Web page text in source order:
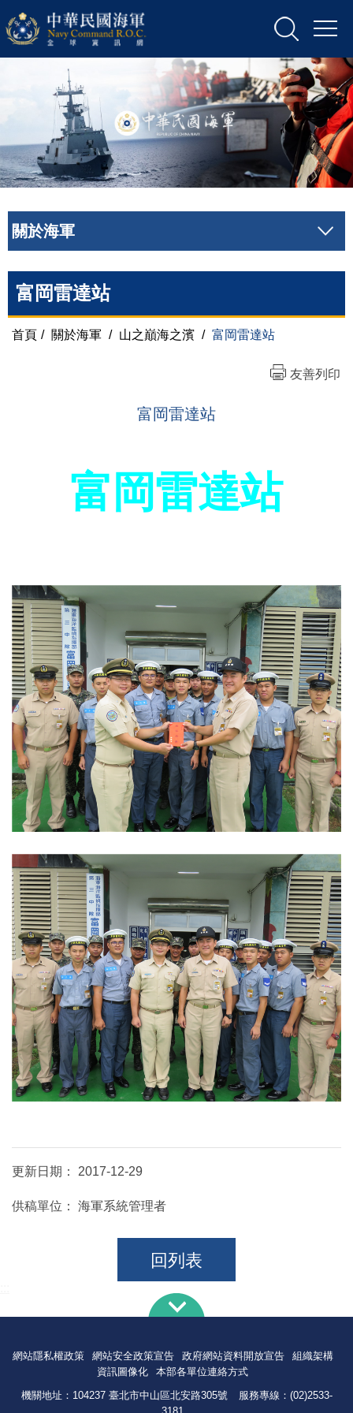
關於海軍
富岡雷達站
首頁 / 關於海軍 / 山之巔海之濱 / 富岡雷達站
友善列印
富岡雷達站
富岡雷達站
更新日期： 2017-12-29
供稿單位： 海軍系統管理者
回列表
網站隱私權政策 網站安全政策宣告 政府網站資料開放宣告
組織架構
資訊圖像化
本部各單位連絡方式
機關地址：104237 臺北市中山區北安路305號
服務專線：(02)2533-
3181